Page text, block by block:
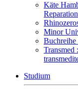
Käte
Minor
Transmed
Studium